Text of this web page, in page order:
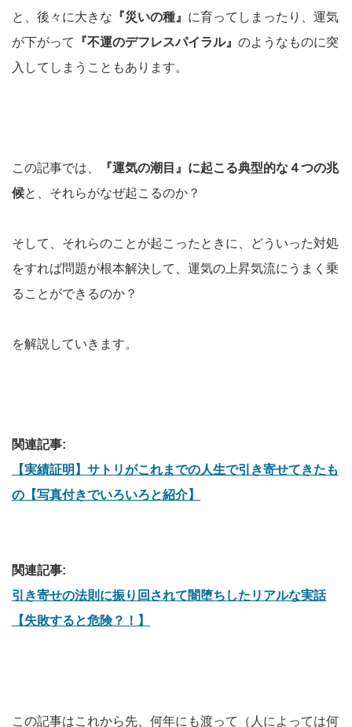
と、後々に大きな 『災いの種』 に育ってしまったり、運気
が下がって
『不運のデフレスパイラル』 のようなものに突
入してしまうこともあります。
この記事では、
『運気の潮目』に起こる典型的な４つの兆
候と、それらがなぜ起こるのか？
そして、それらのことが起こったときに、どういった対処
をすれば問題が根本解決して、運気の上昇気流にうまく乗
ることができるのか？
を解説していきます。
関連記事:
【実績証明】サトリがこれまでの人生で引き寄せてきたも
の【写真付きでいろいろと紹介】
関連記事:
引き寄せの法則に振り回されて闇堕ちしたリアルな実話
【失敗すると危険？！】
この記事はこれから先、何年にも渡って（人によっては何